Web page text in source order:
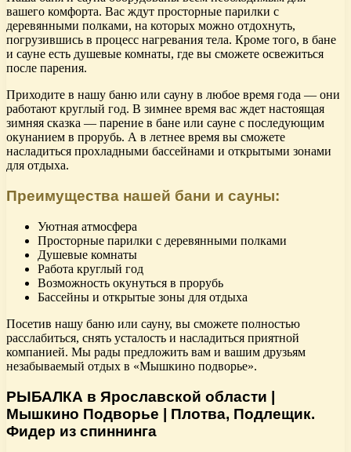
вашего комфорта. Вас ждут просторные парилки с
деревянными полками, на которых можно отдохнуть,
погрузившись в процесс нагревания тела. Кроме того, в бане
и сауне есть душевые комнаты, где вы сможете освежиться
после парения.
Приходите в нашу баню или сауну в любое время года — они
работают круглый год. В зимнее время вас ждет настоящая
зимняя сказка — парение в бане или сауне с последующим
окунанием в прорубь. А в летнее время вы сможете
насладиться прохладными бассейнами и открытыми зонами
для отдыха.
Преимущества нашей бани и сауны:
Уютная атмосфера
Просторные парилки с деревянными полками
Душевые комнаты
Работа круглый год
Возможность окунуться в прорубь
Бассейны и открытые зоны для отдыха
Посетив нашу баню или сауну, вы сможете полностью
расслабиться, снять усталость и насладиться приятной
компанией. Мы рады предложить вам и вашим друзьям
незабываемый отдых в «Мышкино подворье».
РЫБАЛКА в Ярославской области |
Мышкино Подворье | Плотва, Подлещик.
Фидер из спиннинга